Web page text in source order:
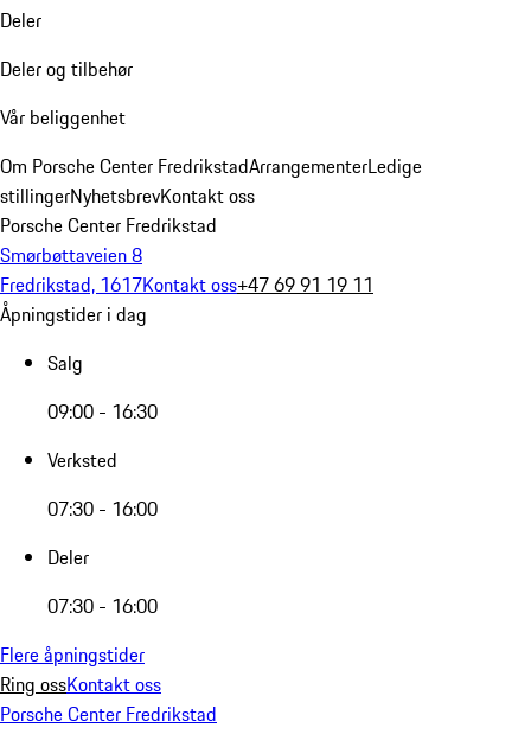
Deler
Deler og tilbehør
Vår beliggenhet
Om Porsche Center FredrikstadArrangementerLedige
stillingerNyhetsbrevKontakt oss
Porsche Center Fredrikstad
Smørbøttaveien 8
Fredrikstad, 1617Kontakt oss+47 69 91 19 11
Åpningstider i dag
Salg
09:00 - 16:30
Verksted
07:30 - 16:00
Deler
07:30 - 16:00
Flere åpningstider
Ring ossKontakt oss
Porsche Center Fredrikstad